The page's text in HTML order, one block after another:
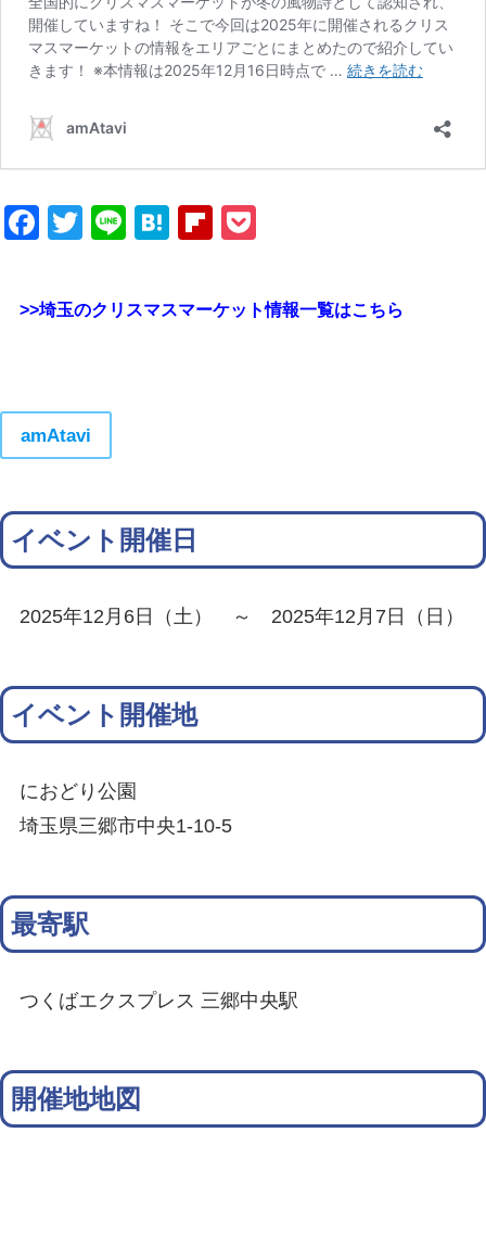
Facebook
Twitter
LineHatenaFlipboard
>>埼玉のクリスマスマーケット情報一覧はこちら
amAtavi
イベント開催日
2025年12月6日（土） ～ 2025年12月7日（日）
イベント開催地
におどり公園
埼玉県三郷市中央1-10-5
最寄駅
つくばエクスプレス 三郷中央駅
開催地地図